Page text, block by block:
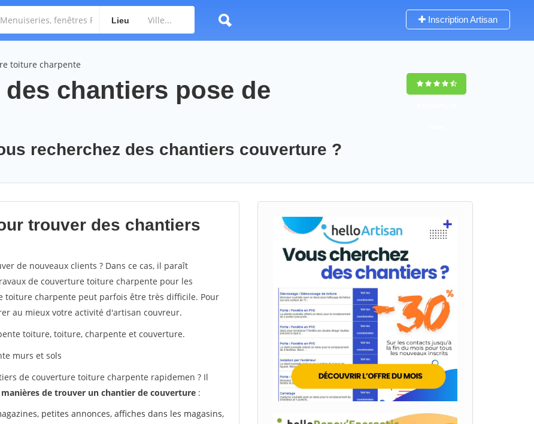
Lieu Inscription Artisan
toiture charpente
chantiers pose de
recherchez des chantiers couverture ?
trouver des chantiers
de nouveaux clients ? Dans ce cas, il paraît
de couverture toiture charpente pour les
charpente peut parfois être très difficile. Pour
au mieux votre activité d'artisan couvreur.
toiture, toiture, charpente et couverture.
murs et sols
de couverture toiture charpente rapidemen ? Il
de trouver un chantier de couverture :
petites annonces, affiches dans les magasins,